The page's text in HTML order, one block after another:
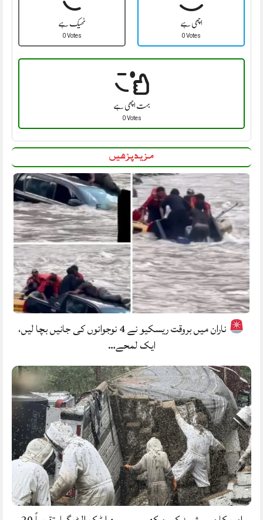
ٹھیک ہے
0 Votes
اچھی ہے
0 Votes
بہت اچھی ہے
0 Votes
مزید پڑھیں
ناران میں بروقت ریسکیو نے 4 نوجوانوں کی جانیں بچا لیں،
ایک لمحے…